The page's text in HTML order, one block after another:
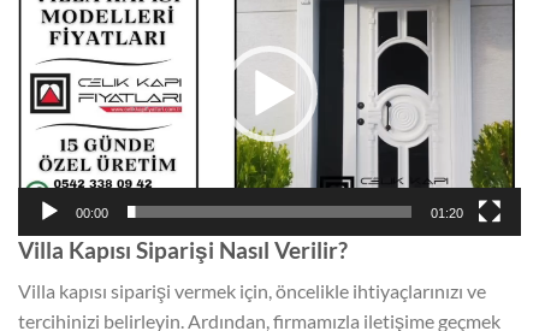
00:00 01:20
Villa Kapısı Siparişi Nasıl Verilir?
Villa kapısı siparişi vermek için, öncelikle ihtiyaçlarınızı ve
tercihinizi belirleyin. Ardından, firmamızla iletişime geçmek